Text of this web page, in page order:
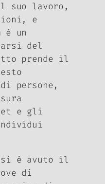
suo lavoro,
e
è un
del
prende il
persone,
e gli
si è avuto il
di